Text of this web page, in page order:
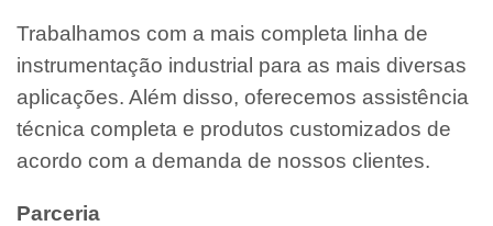
Trabalhamos com a mais completa linha de
instrumentação industrial para as mais diversas
aplicações. Além disso, oferecemos assistência
técnica completa e produtos customizados de
acordo com a demanda de nossos clientes.
Parceria